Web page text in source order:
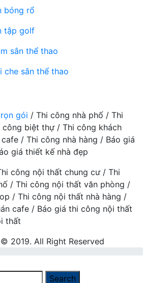
bóng rổ
tập golf
sân thể thao
che sân thể thao
gói / Thi công nhà phố / Thi
biệt thự / Thi công khách
/ Thi công nhà hàng / Báo giá
giá thiết kế nhà đẹp
công nội thất chung cư / Thi
/ Thi công nội thất văn phòng /
/ Thi công nội thất nhà hàng /
cafe / Báo giá thi công nội thất
thất
2019. All Right Reserved